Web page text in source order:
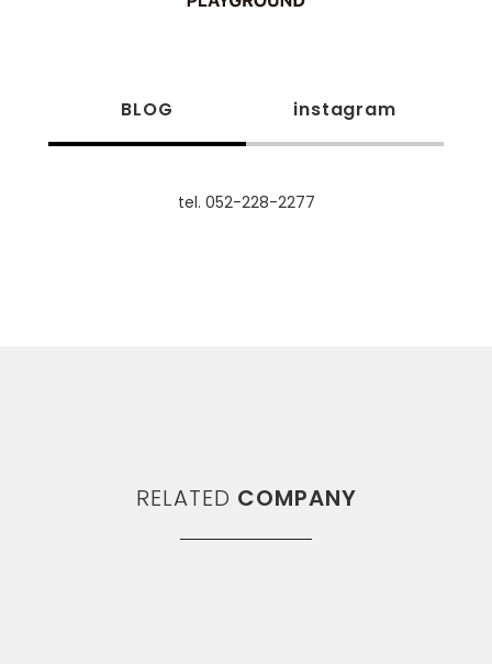
BLOG instagram
tel. 052-228-2277
RELATED COMPANY